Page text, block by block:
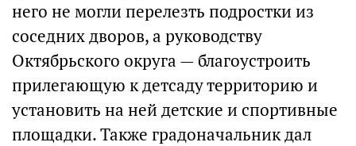
него не могли перелезть подростки из
соседних дворов, а руководству
Октябрьского округа — благоустроить
прилегающую к детсаду территорию и
установить на ней детские и спортивные
площадки. Также градоначальник дал